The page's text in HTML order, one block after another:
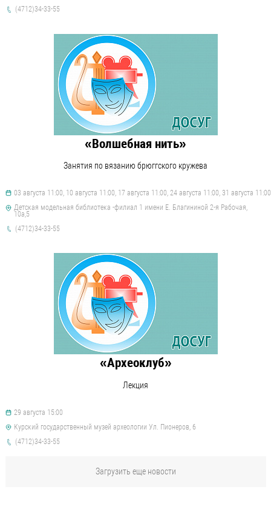
(4712)34-33-55
«Волшебная нить»
Занятия по вязанию брюггского кружева
03 августа 11:00, 10 августа 11:00, 17 августа 11:00, 24 августа 11:00, 31 августа 11:00
Детская модельная библиотека -филиал 1 имени Е. Благининой 2-я Рабочая,
10а,5
(4712)34-33-55
«Археоклуб»
Лекция
29 августа 15:00
Курский государственный музей археологии Ул. Пионеров, 6
(4712)34-33-55
Загрузить еще новости